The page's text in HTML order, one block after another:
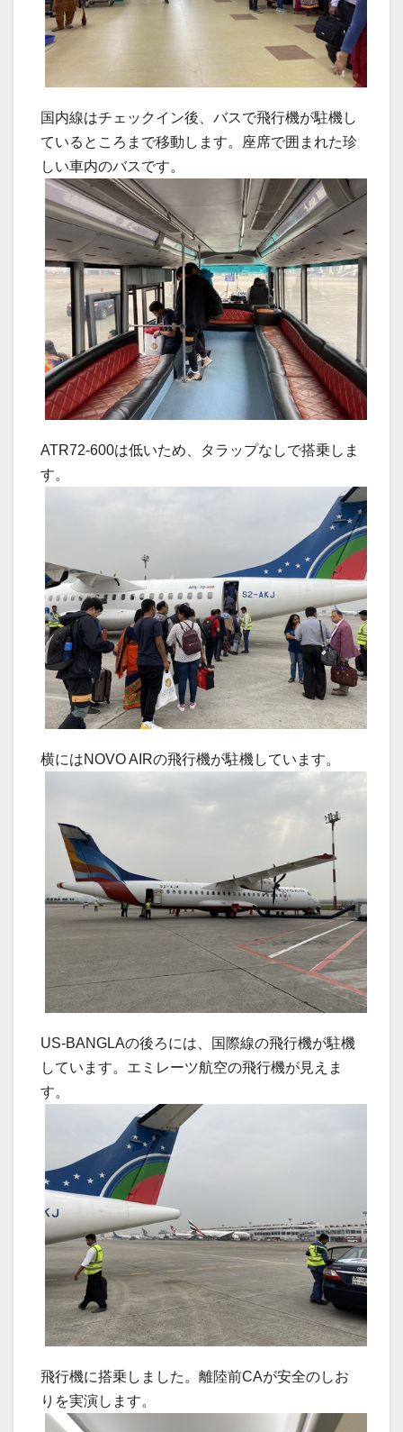
国内線はチェックイン後、バスで飛行機が駐機し
ているところまで移動します。座席で囲まれた珍
しい車内のバスです。
ATR72-600は低いため、タラップなしで搭乗しま
す。
横にはNOVO AIRの飛行機が駐機しています。
US-BANGLAの後ろには、国際線の飛行機が駐機
しています。エミレーツ航空の飛行機が見えま
す。
飛行機に搭乗しました。離陸前CAが安全のしお
りを実演します。